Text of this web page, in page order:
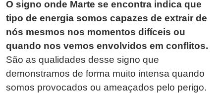
O signo onde Marte se encontra indica que
tipo de energia somos capazes de extrair de
nós mesmos nos momentos difíceis ou
quando nos vemos envolvidos em conflitos.
São as qualidades desse signo que
demonstramos de forma muito intensa quando
somos provocados ou ameaçados pelo perigo.